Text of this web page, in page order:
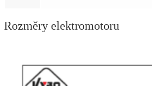
Rozměry elektromotoru